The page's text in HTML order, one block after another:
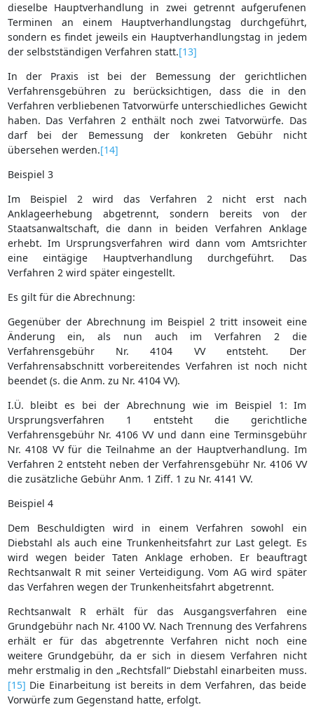
dieselbe Hauptverhandlung in zwei getrennt aufgerufenen
Terminen an einem Hauptverhandlungstag durchgeführt,
sondern es findet jeweils ein Hauptverhandlungstag in jedem
der selbstständigen Verfahren statt.[13]
In der Praxis ist bei der Bemessung der gerichtlichen
Verfahrensgebühren zu berücksichtigen, dass die in den
Verfahren verbliebenen Tatvorwürfe unterschiedliches Gewicht
haben. Das Verfahren 2 enthält noch zwei Tatvorwürfe. Das
darf bei der Bemessung der konkreten Gebühr nicht
übersehen werden.[14]
Beispiel 3
Im Beispiel 2 wird das Verfahren 2 nicht erst nach
Anklageerhebung abgetrennt, sondern bereits von der
Staatsanwaltschaft, die dann in beiden Verfahren Anklage
erhebt. Im Ursprungsverfahren wird dann vom Amtsrichter
eine eintägige Hauptverhandlung durchgeführt. Das
Verfahren 2 wird später eingestellt.
Es gilt für die Abrechnung:
Gegenüber der Abrechnung im Beispiel 2 tritt insoweit eine
Änderung ein, als nun auch im Verfahren 2 die
Verfahrensgebühr Nr. 4104 VV entsteht. Der
Verfahrensabschnitt vorbereitendes Verfahren ist noch nicht
beendet (s. die Anm. zu Nr. 4104 VV).
I.Ü. bleibt es bei der Abrechnung wie im Beispiel 1: Im
Ursprungsverfahren 1 entsteht die gerichtliche
Verfahrensgebühr Nr. 4106 VV und dann eine Terminsgebühr
Nr. 4108 VV für die Teilnahme an der Hauptverhandlung. Im
Verfahren 2 entsteht neben der Verfahrensgebühr Nr. 4106 VV
die zusätzliche Gebühr Anm. 1 Ziff. 1 zu Nr. 4141 VV.
Beispiel 4
Dem Beschuldigten wird in einem Verfahren sowohl ein
Diebstahl als auch eine Trunkenheitsfahrt zur Last gelegt. Es
wird wegen beider Taten Anklage erhoben. Er beauftragt
Rechtsanwalt R mit seiner Verteidigung. Vom AG wird später
das Verfahren wegen der Trunkenheitsfahrt abgetrennt.
Rechtsanwalt R erhält für das Ausgangsverfahren eine
Grundgebühr nach Nr. 4100 VV. Nach Trennung des Verfahrens
erhält er für das abgetrennte Verfahren nicht noch eine
weitere Grundgebühr, da er sich in diesem Verfahren nicht
mehr erstmalig in den „Rechtsfall“ Diebstahl einarbeiten muss.
[15] Die Einarbeitung ist bereits in dem Verfahren, das beide
Vorwürfe zum Gegenstand hatte, erfolgt.